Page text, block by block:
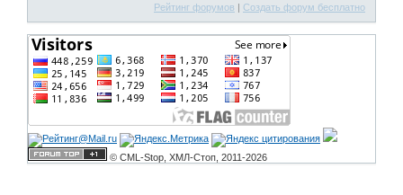
Рейтинг форумов | Создать форум бесплатно
© CML-Stop, ХМЛ-Стоп, 2011-2026